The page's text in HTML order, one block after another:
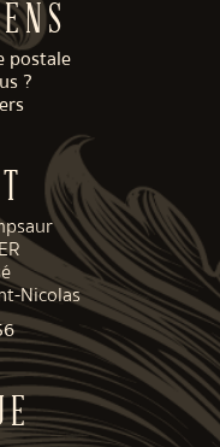
postale
?
Nicolas